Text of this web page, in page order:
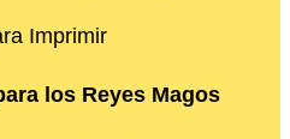
Imprimir
los Reyes Magos